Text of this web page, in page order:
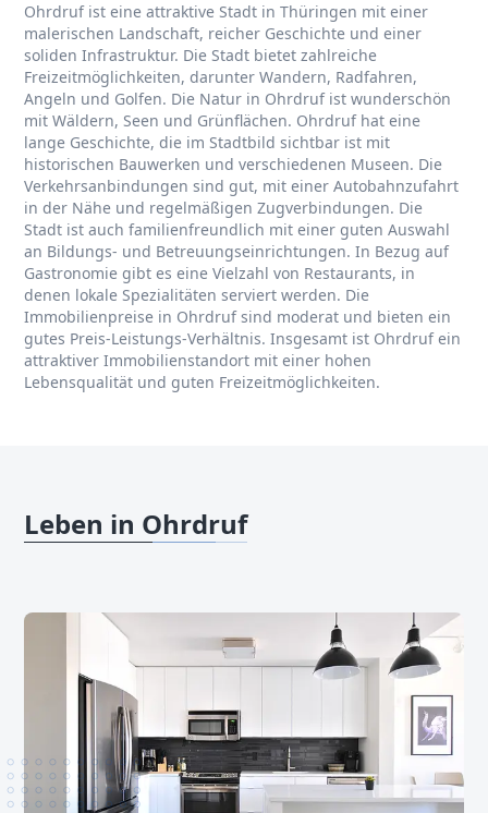
Ohrdruf ist eine attraktive Stadt in Thüringen mit einer
malerischen Landschaft, reicher Geschichte und einer
soliden Infrastruktur. Die Stadt bietet zahlreiche
Freizeitmöglichkeiten, darunter Wandern, Radfahren,
Angeln und Golfen. Die Natur in Ohrdruf ist wunderschön
mit Wäldern, Seen und Grünflächen. Ohrdruf hat eine
lange Geschichte, die im Stadtbild sichtbar ist mit
historischen Bauwerken und verschiedenen Museen. Die
Verkehrsanbindungen sind gut, mit einer Autobahnzufahrt
in der Nähe und regelmäßigen Zugverbindungen. Die
Stadt ist auch familienfreundlich mit einer guten Auswahl
an Bildungs- und Betreuungseinrichtungen. In Bezug auf
Gastronomie gibt es eine Vielzahl von Restaurants, in
denen lokale Spezialitäten serviert werden. Die
Immobilienpreise in Ohrdruf sind moderat und bieten ein
gutes Preis-Leistungs-Verhältnis. Insgesamt ist Ohrdruf ein
attraktiver Immobilienstandort mit einer hohen
Lebensqualität und guten Freizeitmöglichkeiten.
Leben in Ohrdruf